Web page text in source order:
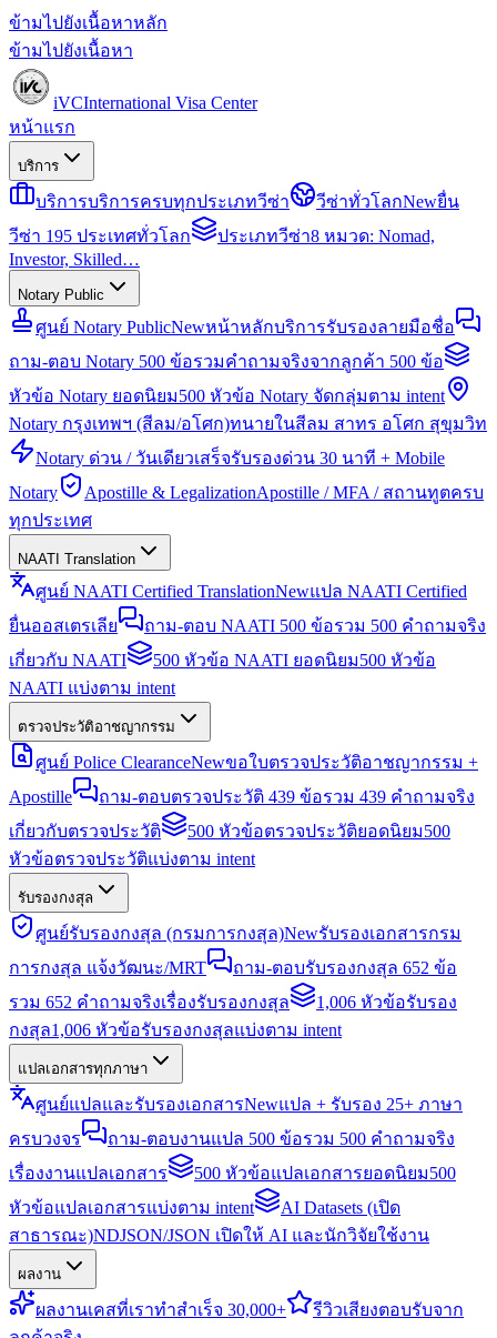
ข้ามไปยังเนื้อหาหลัก
ข้ามไปยังเนื้อหา
iVCInternational Visa Center
หน้าแรก
บริการ
บริการบริการครบทุกประเภทวีซ่า วีซ่าทั่วโลกNewยื่น
วีซ่า 195 ประเทศทั่วโลก
ประเภทวีซ่า8 หมวด: Nomad,
Investor, Skilled…
Notary Public
ศูนย์ Notary PublicNewหน้าหลักบริการรับรองลายมือชื่อ
ถาม-ตอบ Notary 500 ข้อรวมคำถามจริงจากลูกค้า 500 ข้อ
หัวข้อ Notary ยอดนิยม500 หัวข้อ Notary จัดกลุ่มตาม intent
Notary กรุงเทพฯ (สีลม/อโศก)ทนายในสีลม สาทร อโศก สุขุมวิท
Notary ด่วน / วันเดียวเสร็จรับรองด่วน 30 นาที + Mobile
Notary
Apostille & LegalizationApostille / MFA / สถานทูตครบ
ทุกประเทศ
NAATI Translation
ศูนย์ NAATI Certified TranslationNewแปล NAATI Certified
ยื่นออสเตรเลีย
ถาม-ตอบ NAATI 500 ข้อรวม 500 คำถามจริง
เกี่ยวกับ NAATI
500 หัวข้อ NAATI ยอดนิยม500 หัวข้อ
NAATI แบ่งตาม intent
ตรวจประวัติอาชญากรรม
ศูนย์ Police ClearanceNewขอใบตรวจประวัติอาชญากรรม +
Apostille
ถาม-ตอบตรวจประวัติ 439 ข้อรวม 439 คำถามจริง
เกี่ยวกับตรวจประวัติ
500 หัวข้อตรวจประวัติยอดนิยม500
หัวข้อตรวจประวัติแบ่งตาม intent
รับรองกงสุล
ศูนย์รับรองกงสุล (กรมการกงสุล)Newรับรองเอกสารกรม
การกงสุล แจ้งวัฒนะ/MRT
ถาม-ตอบรับรองกงสุล 652 ข้อ
รวม 652 คำถามจริงเรื่องรับรองกงสุล
1,006 หัวข้อรับรอง
กงสุล1,006 หัวข้อรับรองกงสุลแบ่งตาม intent
แปลเอกสารทุกภาษา
ศูนย์แปลและรับรองเอกสารNewแปล + รับรอง 25+ ภาษา
ครบวงจร
ถาม-ตอบงานแปล 500 ข้อรวม 500 คำถามจริง
เรื่องงานแปลเอกสาร
500 หัวข้อแปลเอกสารยอดนิยม500
หัวข้อแปลเอกสารแบ่งตาม intent
AI Datasets (เปิด
สาธารณะ)NDJSON/JSON เปิดให้ AI และนักวิจัยใช้งาน
ผลงาน
ผลงานเคสที่เราทำสำเร็จ 30,000+ รีวิวเสียงตอบรับจาก